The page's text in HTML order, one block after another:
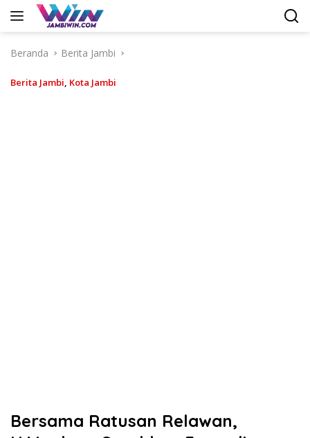
Langsung
Beranda
Berita Jambi
Berita Jambi, Kota Jambi
Bersama Ratusan Relawan,